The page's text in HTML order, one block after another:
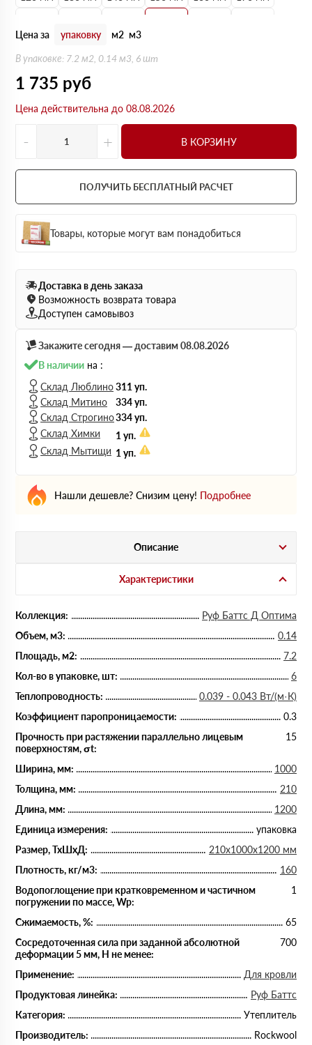
240 мм
250 мм
Цена за упаковку м2 м3
В упаковке: 7.2 м2, 0.14 м3, 6 шт
1 735 руб
Цена действительна до 08.08.2026
- + В КОРЗИНУ
ПОЛУЧИТЬ БЕСПЛАТНЫЙ РАСЧЕТ
Товары, которые могут вам понадобиться
Доставка в день заказа
Возможность возврата товара
Доступен самовывоз
Закажите сегодня — доставим 08.08.2026
В наличии на :
Склад Люблино311 уп.
Склад Митино
334 уп.
Склад Строгино334 уп.
Склад Химки
1 уп.
Склад Мытищи 1 уп.
Нашли дешевле? Снизим цену! Подробнее
Описание
Характеристики
Коллекция:
Руф Баттс Д Оптима
Объем, м3:
0.14
Площадь, м2:
7.2
Кол-во в упаковке, шт:
6
Теплопроводность:
0.039 - 0.043 Вт/(м·К)
Коэффициент паропроницаемости:
0.3
Прочность при растяжении параллельно лицевым
поверхностям, σt:
15
Ширина, мм:
1000
Толщина, мм:
210
Длина, мм:
1200
Единица измерения:
упаковка
Размер, ТхШхД:
210х1000х1200 мм
Плотность, кг/м3:
160
Водопоглощение при кратковременном и частичном
погружении по массе, Wp:
1
Сжимаемость, %:
65
Сосредоточенная сила при заданной абсолютной
деформации 5 мм, Н не менее:
700
Применение:
Для кровли
Продуктовая линейка:
Руф Баттс
Категория:
Утеплитель
Производитель:
Rockwool